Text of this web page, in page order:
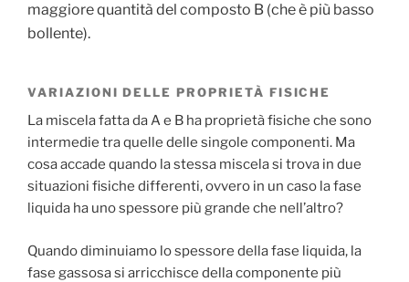
maggiore quantità del composto B (che è più basso
bollente).
VARIAZIONI DELLE PROPRIETÀ FISICHE
La miscela fatta da A e B ha proprietà fisiche che sono
intermedie tra quelle delle singole componenti. Ma
cosa accade quando la stessa miscela si trova in due
situazioni fisiche differenti, ovvero in un caso la fase
liquida ha uno spessore più grande che nell’altro?
Quando diminuiamo lo spessore della fase liquida, la
fase gassosa si arricchisce della componente più